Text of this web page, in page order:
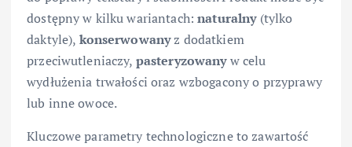
dostępny w kilku wariantach:naturalny(tylko
daktyle), konserwowanyz dodatkiem
przeciwutleniaczy, pasteryzowanyw celu
wydłużenia trwałości oraz wzbogacony o przyprawy
lub inne owoce.
Kluczowe parametry technologiczne to zawartość